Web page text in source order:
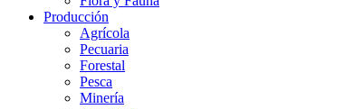
Producción
Agrícola
Pecuaria
Forestal
Pesca
Minería